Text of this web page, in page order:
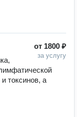
от 1800 ₽
за услугу
токсинов, а